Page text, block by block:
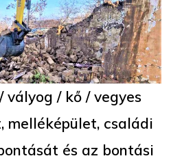
/ kő / vegyes
melléképület, családi
és az bontási